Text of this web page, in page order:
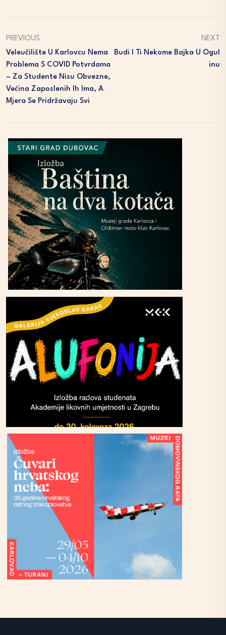
PREVIOUS
Veleučilište U Karlovcu Nema
Problema S COVID Potvrdama
– Za Studente Nisu Obvezne,
Većina Zaposlenih Ih Ima, A
Mjera Se Pridržavaju Svi
NEXT
Budi I Ti Nekome Bajka U Ogul
Inu